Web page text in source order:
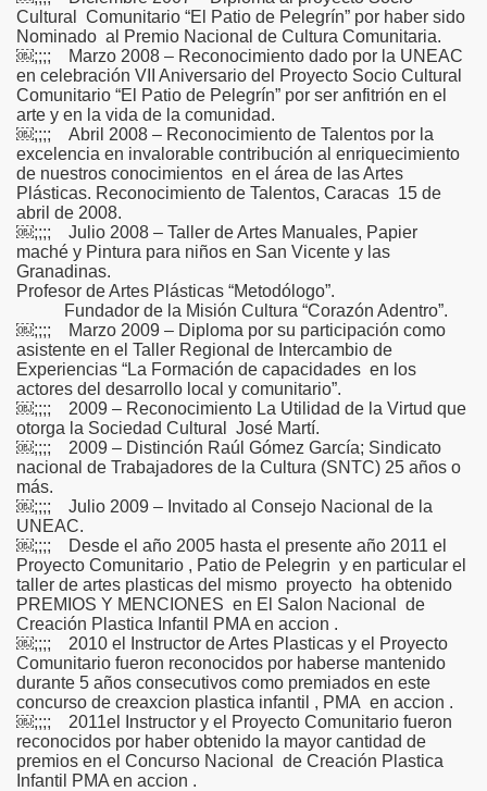
Cultural Comunitario “El Patio de Pelegrín” por haber sido
Nominado al Premio Nacional de Cultura Comunitaria.
￼;;;; Marzo 2008 – Reconocimiento dado por la UNEAC
en celebración VII Aniversario del Proyecto Socio Cultural
Comunitario “El Patio de Pelegrín” por ser anfitrión en el
arte y en la vida de la comunidad.
￼;;;; Abril 2008 – Reconocimiento de Talentos por la
excelencia en invalorable contribución al enriquecimiento
de nuestros conocimientos en el área de las Artes
Plásticas. Reconocimiento de Talentos, Caracas 15 de
abril de 2008.
￼;;;; Julio 2008 – Taller de Artes Manuales, Papier
maché y Pintura para niños en San Vicente y las
Granadinas.
Profesor de Artes Plásticas “Metodólogo”.
Fundador de la Misión Cultura “Corazón Adentro”.
￼;;;; Marzo 2009 – Diploma por su participación como
asistente en el Taller Regional de Intercambio de
Experiencias “La Formación de capacidades en los
actores del desarrollo local y comunitario”.
￼;;;; 2009 – Reconocimiento La Utilidad de la Virtud que
otorga la Sociedad Cultural José Martí.
￼;;;; 2009 – Distinción Raúl Gómez García; Sindicato
nacional de Trabajadores de la Cultura (SNTC) 25 años o
más.
￼;;;; Julio 2009 – Invitado al Consejo Nacional de la
UNEAC.
￼;;;; Desde el año 2005 hasta el presente año 2011 el
Proyecto Comunitario , Patio de Pelegrin y en particular el
taller de artes plasticas del mismo proyecto ha obtenido
PREMIOS Y MENCIONES en El Salon Nacional de
Creación Plastica Infantil PMA en accion .
￼;;;; 2010 el Instructor de Artes Plasticas y el Proyecto
Comunitario fueron reconocidos por haberse mantenido
durante 5 años consecutivos como premiados en este
concurso de creaxcion plastica infantil , PMA en accion .
￼;;;; 2011el Instructor y el Proyecto Comunitario fueron
reconocidos por haber obtenido la mayor cantidad de
premios en el Concurso Nacional de Creación Plastica
Infantil PMA en accion .